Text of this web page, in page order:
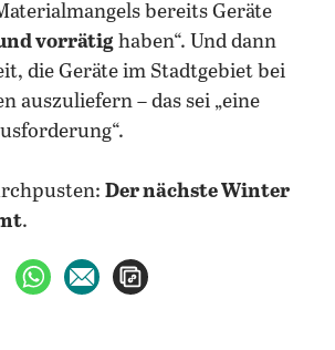
bereits Geräte
vorrätig haben“. Und dann
die Geräte im Stadtgebiet bei
auszuliefern – das sei „eine
Der nächste Winter
.
teilen
auf X teilenper WhatsApp teilen
per E-Mail teilen